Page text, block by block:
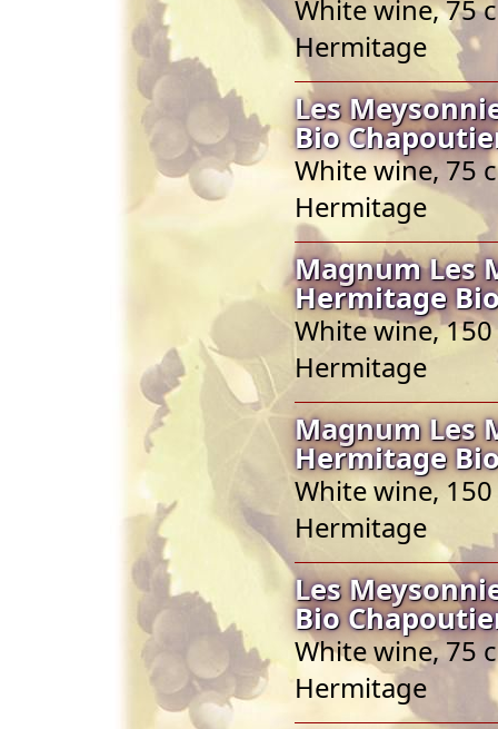
White wine, 75
Hermitage
Les
Bio
White wine, 75
Hermitage
Magnum Les
Hermitage
White wine, 150
Hermitage
Magnum Les
Hermitage
White wine, 150
Hermitage
Les
Bio
White wine, 75
Hermitage